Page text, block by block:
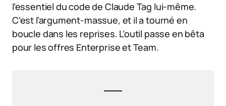
l’essentiel du code de Claude Tag lui-même.
C’est l’argument-massue, et il a tourné en
boucle dans les reprises. L’outil passe en bêta
pour les offres Enterprise et Team.